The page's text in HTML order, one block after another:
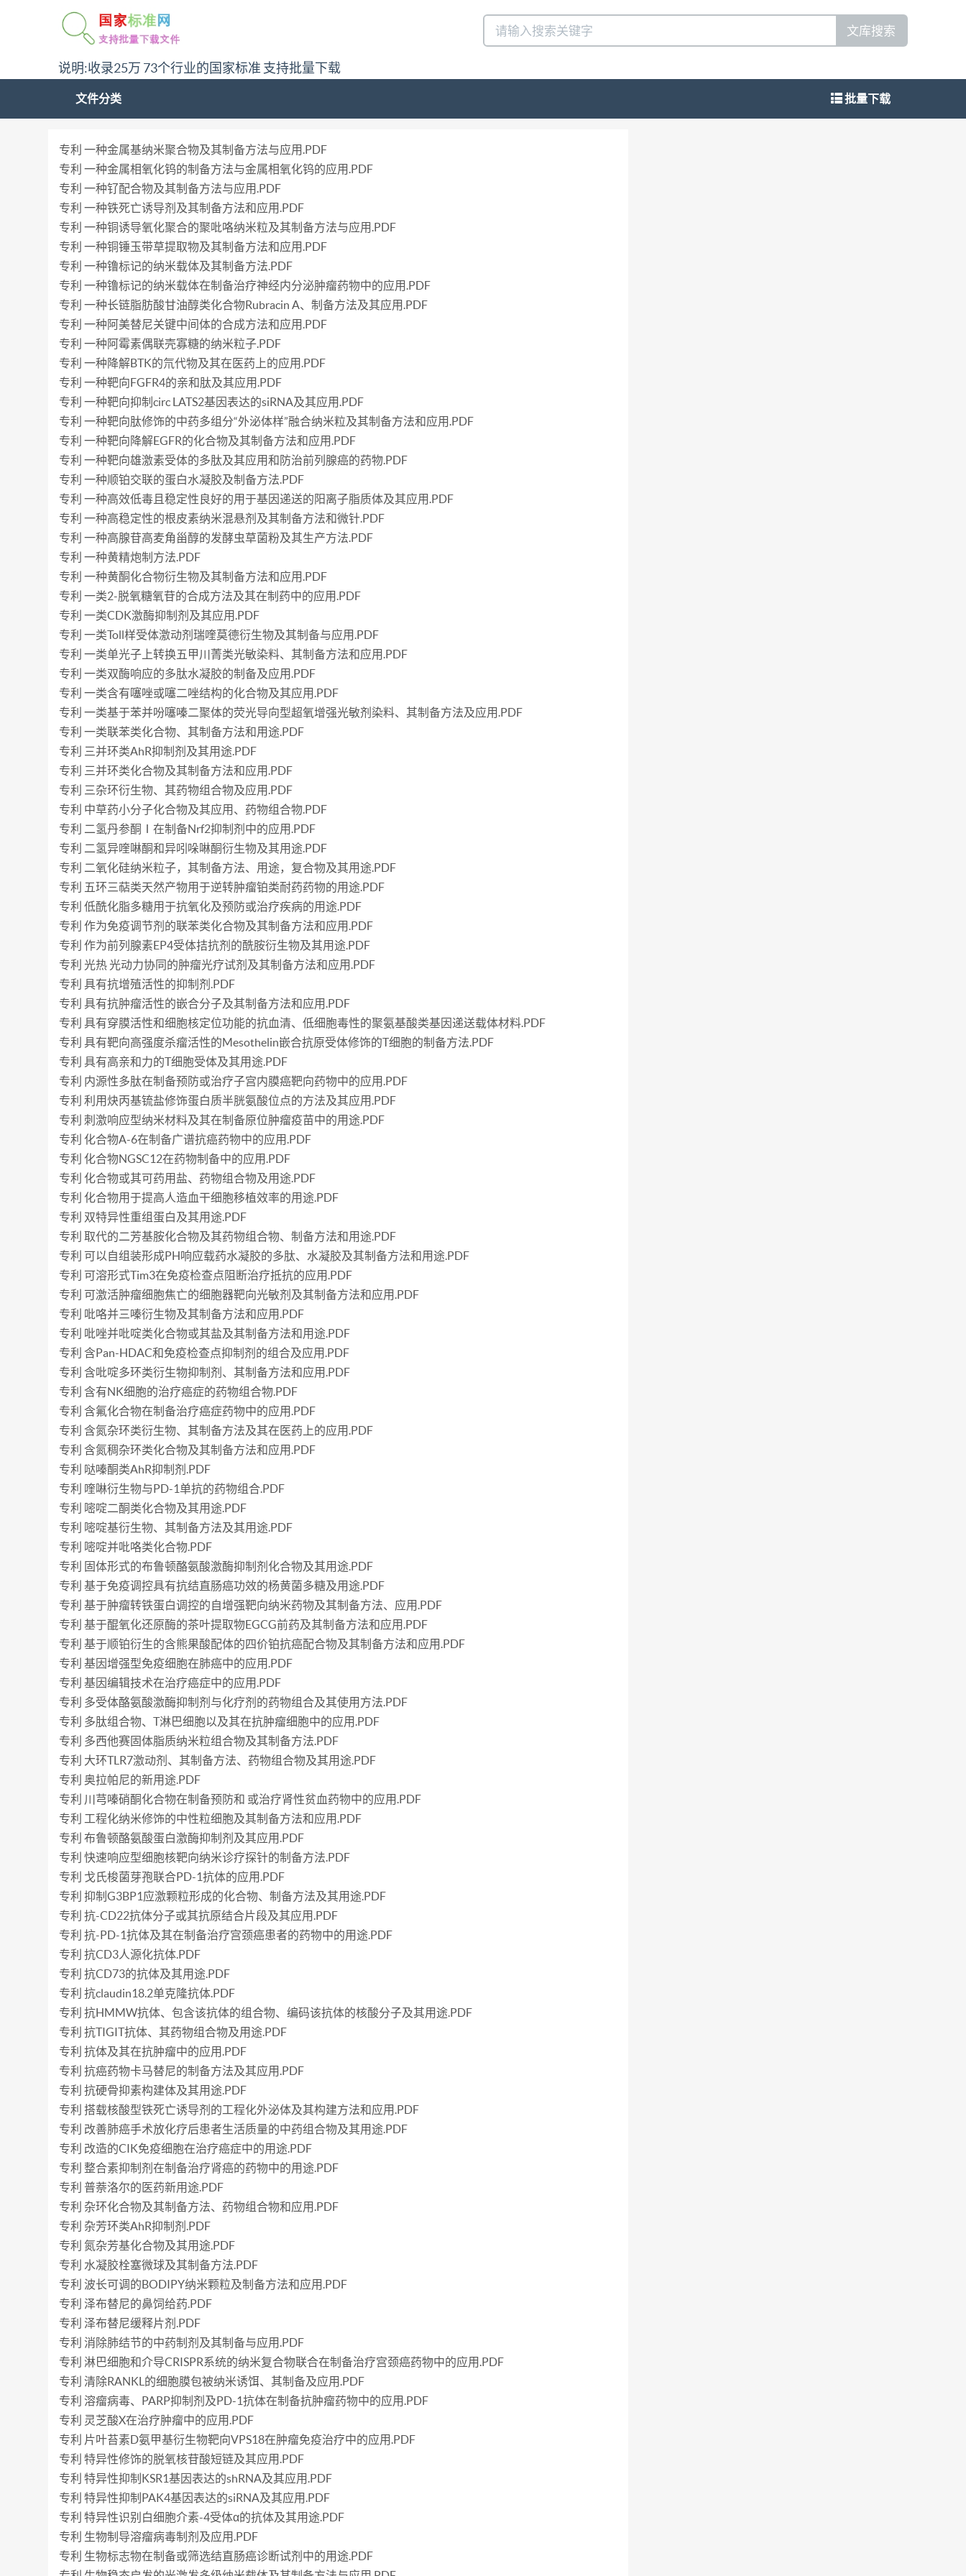
说明:收录25万 73个行业的国家标准 支持批量下载
文库搜索
文件分类 批量下载
专利 一种金属基纳米聚合物及其制备方法与应用.PDF
专利 一种金属相氧化钨的制备方法与金属相氧化钨的应用.PDF
专利 一种钌配合物及其制备方法与应用.PDF
专利 一种铁死亡诱导剂及其制备方法和应用.PDF
专利 一种铜诱导氧化聚合的聚吡咯纳米粒及其制备方法与应用.PDF
专利 一种铜锤玉带草提取物及其制备方法和应用.PDF
专利 一种镥标记的纳米载体及其制备方法.PDF
专利 一种镥标记的纳米载体在制备治疗神经内分泌肿瘤药物中的应用.PDF
专利 一种长链脂肪酸甘油醇类化合物Rubracin A、制备方法及其应用.PDF
专利 一种阿美替尼关键中间体的合成方法和应用.PDF
专利 一种阿霉素偶联壳寡糖的纳米粒子.PDF
专利 一种降解BTK的氘代物及其在医药上的应用.PDF
专利 一种靶向FGFR4的亲和肽及其应用.PDF
专利 一种靶向抑制circ LATS2基因表达的siRNA及其应用.PDF
专利 一种靶向肽修饰的中药多组分“外泌体样”融合纳米粒及其制备方法和应用.PDF
专利 一种靶向降解EGFR的化合物及其制备方法和应用.PDF
专利 一种靶向雄激素受体的多肽及其应用和防治前列腺癌的药物.PDF
专利 一种顺铂交联的蛋白水凝胶及制备方法.PDF
专利 一种高效低毒且稳定性良好的用于基因递送的阳离子脂质体及其应用.PDF
专利 一种高稳定性的根皮素纳米混悬剂及其制备方法和微针.PDF
专利 一种高腺苷高麦角甾醇的发酵虫草菌粉及其生产方法.PDF
专利 一种黄精炮制方法.PDF
专利 一种黄酮化合物衍生物及其制备方法和应用.PDF
专利 一类2-脱氧糖氧苷的合成方法及其在制药中的应用.PDF
专利 一类CDK激酶抑制剂及其应用.PDF
专利 一类Toll样受体激动剂瑞喹莫德衍生物及其制备与应用.PDF
专利 一类单光子上转换五甲川菁类光敏染料、其制备方法和应用.PDF
专利 一类双酶响应的多肽水凝胶的制备及应用.PDF
专利 一类含有噻唑或噻二唑结构的化合物及其应用.PDF
专利 一类基于苯并吩噻嗪二聚体的荧光导向型超氧增强光敏剂染料、其制备方法及应用.PDF
专利 一类联苯类化合物、其制备方法和用途.PDF
专利 三并环类AhR抑制剂及其用途.PDF
专利 三并环类化合物及其制备方法和应用.PDF
专利 三杂环衍生物、其药物组合物及应用.PDF
专利 中草药小分子化合物及其应用、药物组合物.PDF
专利 二氢丹参酮Ⅰ在制备Nrf2抑制剂中的应用.PDF
专利 二氢异喹啉酮和异吲哚啉酮衍生物及其用途.PDF
专利 二氧化硅纳米粒子，其制备方法、用途，复合物及其用途.PDF
专利 五环三萜类天然产物用于逆转肿瘤铂类耐药药物的用途.PDF
专利 低酰化脂多糖用于抗氧化及预防或治疗疾病的用途.PDF
专利 作为免疫调节剂的联苯类化合物及其制备方法和应用.PDF
专利 作为前列腺素EP4受体拮抗剂的酰胺衍生物及其用途.PDF
专利 光热 光动力协同的肿瘤光疗试剂及其制备方法和应用.PDF
专利 具有抗增殖活性的抑制剂.PDF
专利 具有抗肿瘤活性的嵌合分子及其制备方法和应用.PDF
专利 具有穿膜活性和细胞核定位功能的抗血清、低细胞毒性的聚氨基酸类基因递送载体材料.PDF
专利 具有靶向高强度杀瘤活性的Mesothelin嵌合抗原受体修饰的T细胞的制备方法.PDF
专利 具有高亲和力的T细胞受体及其用途.PDF
专利 内源性多肽在制备预防或治疗子宫内膜癌靶向药物中的应用.PDF
专利 利用炔丙基锍盐修饰蛋白质半胱氨酸位点的方法及其应用.PDF
专利 刺激响应型纳米材料及其在制备原位肿瘤疫苗中的用途.PDF
专利 化合物A-6在制备广谱抗癌药物中的应用.PDF
专利 化合物NGSC12在药物制备中的应用.PDF
专利 化合物或其可药用盐、药物组合物及用途.PDF
专利 化合物用于提高人造血干细胞移植效率的用途.PDF
专利 双特异性重组蛋白及其用途.PDF
专利 取代的二芳基胺化合物及其药物组合物、制备方法和用途.PDF
专利 可以自组装形成PH响应载药水凝胶的多肽、水凝胶及其制备方法和用途.PDF
专利 可溶形式Tim3在免疫检查点阻断治疗抵抗的应用.PDF
专利 可激活肿瘤细胞焦亡的细胞器靶向光敏剂及其制备方法和应用.PDF
专利 吡咯并三嗪衍生物及其制备方法和应用.PDF
专利 吡唑并吡啶类化合物或其盐及其制备方法和用途.PDF
专利 含Pan-HDAC和免疫检查点抑制剂的组合及应用.PDF
专利 含吡啶多环类衍生物抑制剂、其制备方法和应用.PDF
专利 含有NK细胞的治疗癌症的药物组合物.PDF
专利 含氟化合物在制备治疗癌症药物中的应用.PDF
专利 含氮杂环类衍生物、其制备方法及其在医药上的应用.PDF
专利 含氮稠杂环类化合物及其制备方法和应用.PDF
专利 哒嗪酮类AhR抑制剂.PDF
专利 喹啉衍生物与PD-1单抗的药物组合.PDF
专利 嘧啶二酮类化合物及其用途.PDF
专利 嘧啶基衍生物、其制备方法及其用途.PDF
专利 嘧啶并吡咯类化合物.PDF
专利 固体形式的布鲁顿酪氨酸激酶抑制剂化合物及其用途.PDF
专利 基于免疫调控具有抗结直肠癌功效的杨黄菌多糖及用途.PDF
专利 基于肿瘤转铁蛋白调控的自增强靶向纳米药物及其制备方法、应用.PDF
专利 基于醌氧化还原酶的茶叶提取物EGCG前药及其制备方法和应用.PDF
专利 基于顺铂衍生的含熊果酸配体的四价铂抗癌配合物及其制备方法和应用.PDF
专利 基因增强型免疫细胞在肺癌中的应用.PDF
专利 基因编辑技术在治疗癌症中的应用.PDF
专利 多受体酪氨酸激酶抑制剂与化疗剂的药物组合及其使用方法.PDF
专利 多肽组合物、T淋巴细胞以及其在抗肿瘤细胞中的应用.PDF
专利 多西他赛固体脂质纳米粒组合物及其制备方法.PDF
专利 大环TLR7激动剂、其制备方法、药物组合物及其用途.PDF
专利 奥拉帕尼的新用途.PDF
专利 川芎嗪硝酮化合物在制备预防和 或治疗肾性贫血药物中的应用.PDF
专利 工程化纳米修饰的中性粒细胞及其制备方法和应用.PDF
专利 布鲁顿酪氨酸蛋白激酶抑制剂及其应用.PDF
专利 快速响应型细胞核靶向纳米诊疗探针的制备方法.PDF
专利 戈氏梭菌芽孢联合PD-1抗体的应用.PDF
专利 抑制G3BP1应激颗粒形成的化合物、制备方法及其用途.PDF
专利 抗-CD22抗体分子或其抗原结合片段及其应用.PDF
专利 抗-PD-1抗体及其在制备治疗宫颈癌患者的药物中的用途.PDF
专利 抗CD3人源化抗体.PDF
专利 抗CD73的抗体及其用途.PDF
专利 抗claudin18.2单克隆抗体.PDF
专利 抗HMMW抗体、包含该抗体的组合物、编码该抗体的核酸分子及其用途.PDF
专利 抗TIGIT抗体、其药物组合物及用途.PDF
专利 抗体及其在抗肿瘤中的应用.PDF
专利 抗癌药物卡马替尼的制备方法及其应用.PDF
专利 抗硬骨抑素构建体及其用途.PDF
专利 搭载核酸型铁死亡诱导剂的工程化外泌体及其构建方法和应用.PDF
专利 改善肺癌手术放化疗后患者生活质量的中药组合物及其用途.PDF
专利 改造的CIK免疫细胞在治疗癌症中的用途.PDF
专利 整合素抑制剂在制备治疗肾癌的药物中的用途.PDF
专利 普萘洛尔的医药新用途.PDF
专利 杂环化合物及其制备方法、药物组合物和应用.PDF
专利 杂芳环类AhR抑制剂.PDF
专利 氮杂芳基化合物及其用途.PDF
专利 水凝胶栓塞微球及其制备方法.PDF
专利 波长可调的BODIPY纳米颗粒及制备方法和应用.PDF
专利 泽布替尼的鼻饲给药.PDF
专利 泽布替尼缓释片剂.PDF
专利 消除肺结节的中药制剂及其制备与应用.PDF
专利 淋巴细胞和介导CRISPR系统的纳米复合物联合在制备治疗宫颈癌药物中的应用.PDF
专利 清除RANKL的细胞膜包被纳米诱饵、其制备及应用.PDF
专利 溶瘤病毒、PARP抑制剂及PD-1抗体在制备抗肿瘤药物中的应用.PDF
专利 灵芝酸X在治疗肿瘤中的应用.PDF
专利 片叶苔素D氨甲基衍生物靶向VPS18在肿瘤免疫治疗中的应用.PDF
专利 特异性修饰的脱氧核苷酸短链及其应用.PDF
专利 特异性抑制KSR1基因表达的shRNA及其应用.PDF
专利 特异性抑制PAK4基因表达的siRNA及其应用.PDF
专利 特异性识别白细胞介素-4受体α的抗体及其用途.PDF
专利 生物制导溶瘤病毒制剂及应用.PDF
专利 生物标志物在制备或筛选结直肠癌诊断试剂中的用途.PDF